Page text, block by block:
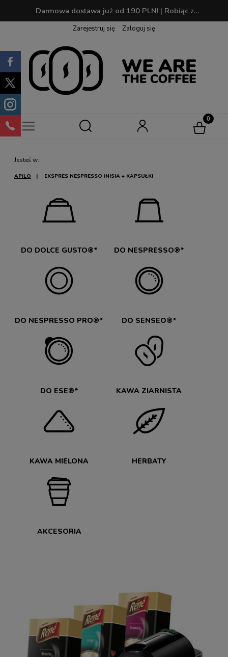
Darmowa dostawa już od 190 PLN! | Robiąc zakupy zbierasz punkty, które później możesz wymienić na swoją ulubioną kawę!
Zarejestruj się Zaloguj się
Jesteś w:
APILO EKSPRES NESPRESSO INISIA + KAPSUŁKI
DO DOLCE GUSTO®* DO NESPRESSO®*
DO NESPRESSO PRO®* DO SENSEO®*
DO ESE®* KAWA ZIARNISTA
KAWA MIELONA HERBATY
AKCESORIA